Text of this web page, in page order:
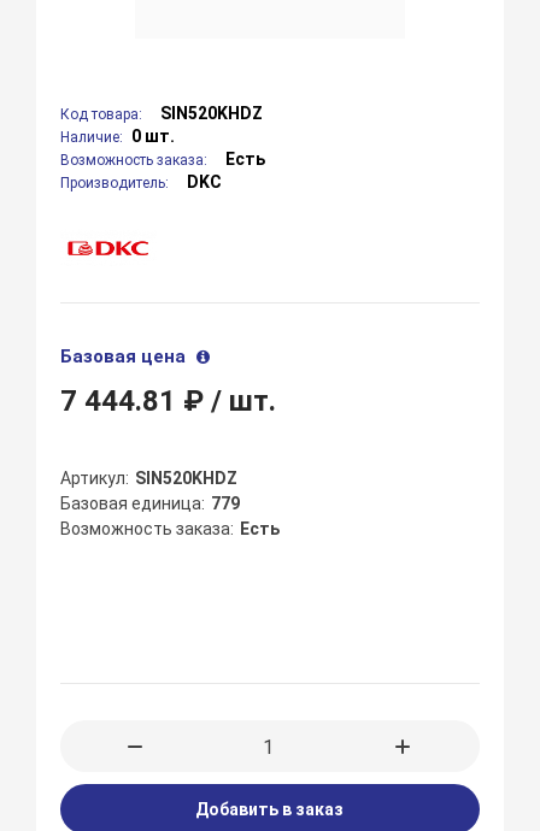
Код товара: SIN520KHDZ
Наличие: 0 шт.
Возможность заказа: Есть
Производитель: DKC
Базовая цена
7 444.81 ₽/ шт.
Артикул
SIN520KHDZ
Базовая единица 779
Возможность заказа
Есть
Добавить в заказ